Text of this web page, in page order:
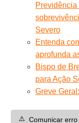
Severo
Entenda
aprofunda
Bispo de
para Ação
Greve
⚠️ Comunicar erro